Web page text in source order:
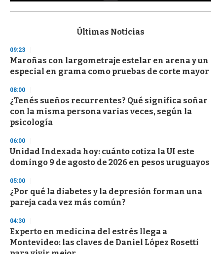
s
d
s
o
f
3
s
e
c
o
d
s
Últimas Noticias
09:23
Maroñas con largometraje estelar en arena y un
especial en grama como pruebas de corte mayor
08:00
¿Tenés sueños recurrentes? Qué significa soñar
con la misma persona varias veces, según la
psicología
06:00
Unidad Indexada hoy: cuánto cotiza la UI este
domingo 9 de agosto de 2026 en pesos uruguayos
05:00
¿Por qué la diabetes y la depresión forman una
pareja cada vez más común?
04:30
Experto en medicina del estrés llega a
Montevideo: las claves de Daniel López Rosetti